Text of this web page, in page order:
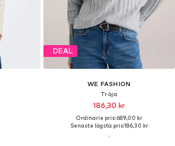
DEAL
WE FASHION
Tröja
186,30 kr
Ordinarie pris: 689,00 kr
Senaste lägsta pris:186,30 kr